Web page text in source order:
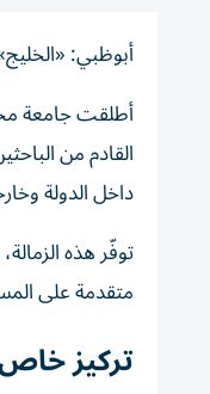
أبوظبي:
أطلقت جامعة
القادم من
داخل الدولة
توفّر هذه
متقدمة على
تركيز